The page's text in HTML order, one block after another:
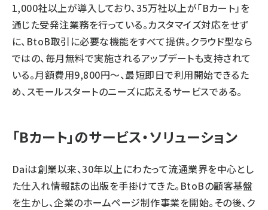
1,000社以上が導入しており、35万社以上が「Bカート」を
通じた受発注業務を行っている。カスタマイズ対応をせず
に、BtoB取引に必要な機能をすべて提供。クラウド型なら
ではの、毎月無料で実施されるアップデートも支持されて
いる。月額費用9,800円～、最短即日で利用開始できるた
め、スモールスタートのニーズに応えるサービスである。
「Bカート」のサービス・ソリューション
Daiは創業以来、30年以上にわたって流通業界を中心とし
た仕入れ情報誌の出版を手掛けてきた。BtoBの顧客基盤
を生かし、企業のホームページ制作事業を開始。その後、ク